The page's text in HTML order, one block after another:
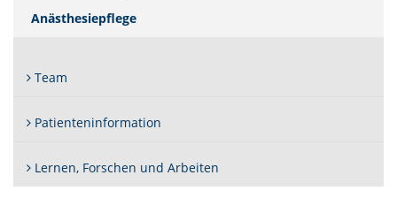
Anästhesiepflege(Standort)
Team
Patienteninformation
Lernen, Forschen und Arbeiten